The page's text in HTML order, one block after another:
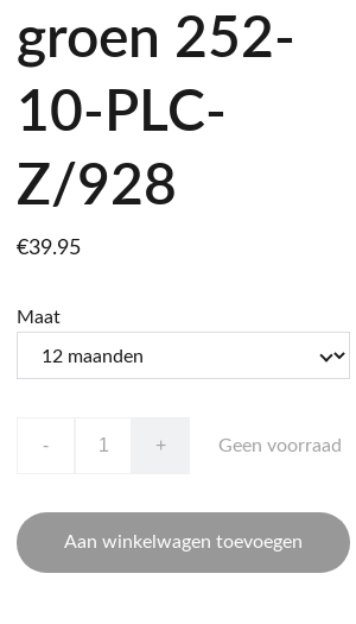
groen 252-
10-PLC-
Z/928
€39.95
Maat
- + Geen voorraad
Aan winkelwagen toevoegen